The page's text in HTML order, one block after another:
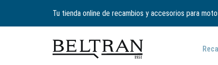
Tu tienda online de recambios y accesorios para